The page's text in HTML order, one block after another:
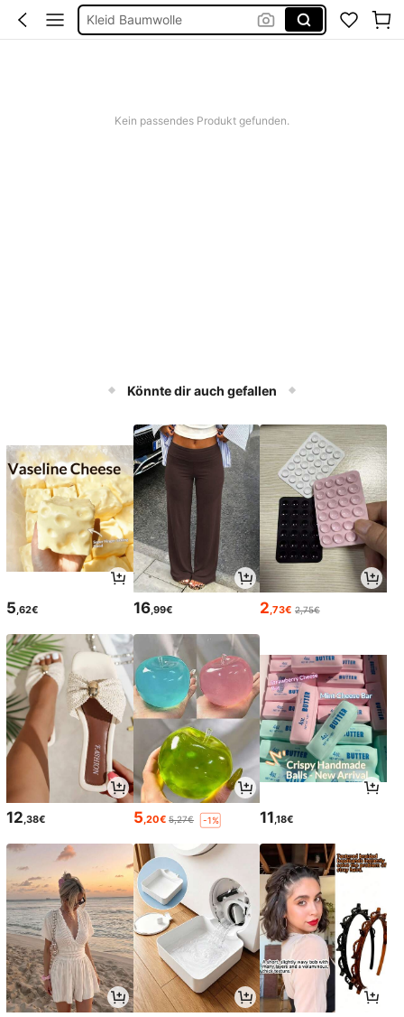
Kurze Hose Männer
Kein passendes Produkt gefunden.
Könnte dir auch gefallen
5 ,62€ 16,99€ 2 ,73€ 2,75€
12,38€ 5,20€ 5,27€ -1% 11,18€